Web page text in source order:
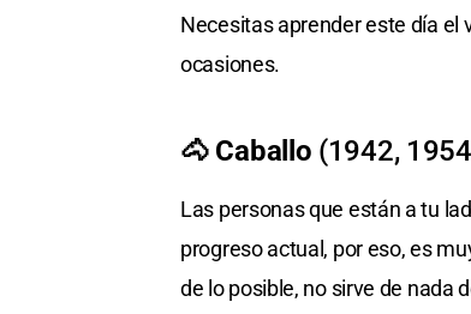
Necesitas aprender este día el
ocasiones.
🐴 Caballo (1942,
Las personas que están a tu
progreso actual, por eso, es
de lo posible, no sirve de nada